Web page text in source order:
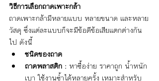
วิธีการเลือกถาดเพาะกล้า
ถาดเพาะกล้ามีหลายแบบ หลายขนาด และหลาย
วัสดุ ซึ่งแต่ละแบบก็จะมีข้อดีข้อเสียแตกต่างกัน
ไป ดังนี้
ชนิดของถาด
ถาดพลาสติก : หาซื้อง่าย ราคาถูก น้ำหนัก
เบา ใช้งานซ้ำได้หลายครั้ง เหมาะสำหรับ